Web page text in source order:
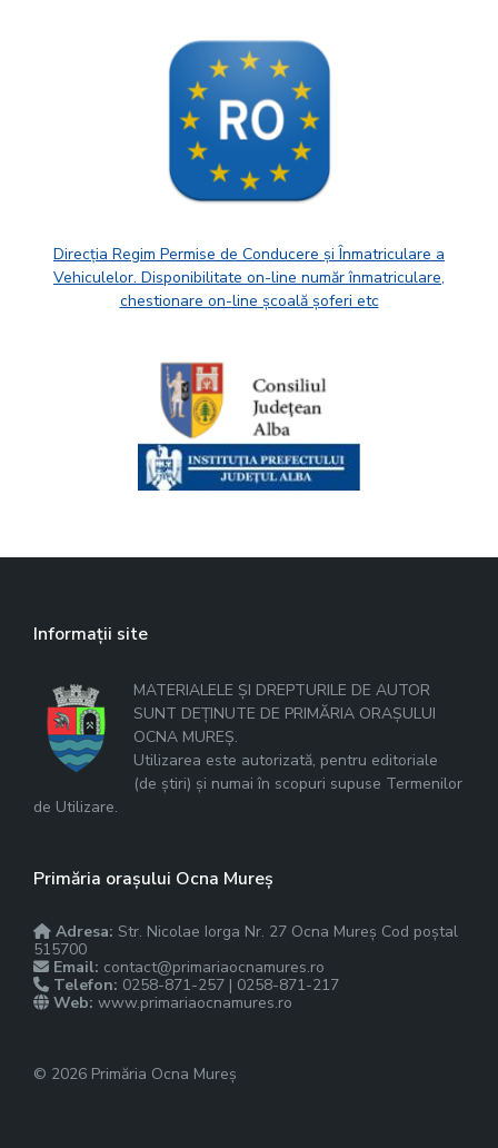
Direcția Regim Permise de Conducere și Înmatriculare a
Vehiculelor. Disponibilitate on-line număr înmatriculare,
chestionare on-line școală șoferi etc
Informații site
MATERIALELE ȘI DREPTURILE DE AUTOR
SUNT DEȚINUTE DE PRIMĂRIA ORAȘULUI
OCNA MUREȘ.
Utilizarea este autorizată, pentru editoriale
(de știri) și numai în scopuri supuse Termenilor
de Utilizare.
Primăria orașului Ocna Mureș
Adresa: Str. Nicolae Iorga Nr. 27 Ocna Mureș Cod poștal
515700
Email: contact@primariaocnamures.ro
Telefon: 0258-871-257 | 0258-871-217
Web: www.primariaocnamures.ro
© 2026 Primăria Ocna Mureș